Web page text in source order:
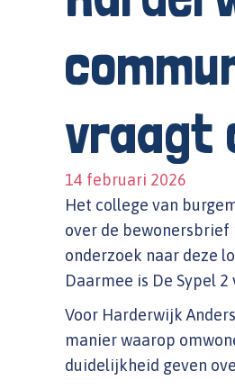
vraagt
14 februari 2026
Het college van
over de
onderzoek naar deze
Daarmee is De Sypel 2
Voor Harderwijk
manier waarop
duidelijkheid geven